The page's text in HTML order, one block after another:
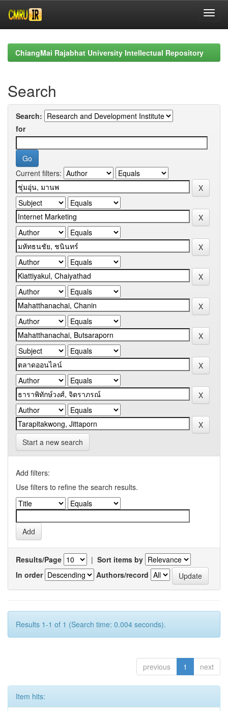
navigationChiangMai Rajabhat University Intellectual Repository
Search
Search:
for
Current filters:
Start a new search
Add filters:
Use filters to refine the search results.
Results/Page | Sort items by
In order
Authors/record
Results 1-1 of 1 (Search time: 0.004 seconds).
previous 1 next
Item hits: